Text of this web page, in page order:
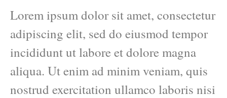
Lorem ipsum dolor sit amet, consectetur
adipiscing elit, sed do eiusmod tempor
incididunt ut labore et dolore magna
aliqua. Ut enim ad minim veniam, quis
nostrud exercitation ullamco laboris nisi